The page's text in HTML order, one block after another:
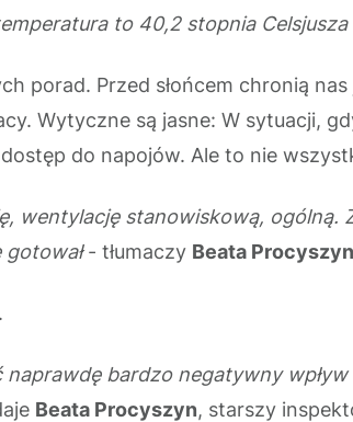
to 40,2 stopnia Celsjusza
porad. Przed słońcem chronią
Wytyczne są jasne: W sytuacji,
do napojów. Ale to nie
wentylację stanowiskową,
- tłumaczy Beata Procyszyn
bardzo negatywny
Beata Procyszyn, starszy